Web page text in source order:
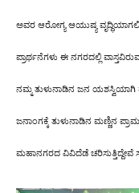
ಅವರ ಆರೋಗ್ಯ ಆಯುಷ್ಯ
ಪ್ರಾರ್ಥನೆಗಳು ಈ ನಗರದಲ್ಲಿ
ನಮ್ಮ ತುಳುನಾಡಿನ ಜನ ಯಶಸ್ವಿಯಾಗಿ
ಜನಾಂಗಕ್ಕೆ ತುಳುನಾಡಿನ ಮಣ್ಣಿನ
ಮಹಾನಗರದ ವಿವಿದೆಡೆ ಚರಿಸುತ್ತಿದ್ದೇವೆ